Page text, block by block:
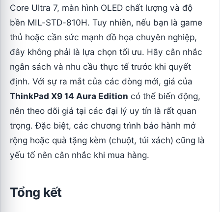
Core Ultra 7, màn hình OLED chất lượng và độ
bền MIL-STD-810H. Tuy nhiên, nếu bạn là game
thủ hoặc cần sức mạnh đồ họa chuyên nghiệp,
đây không phải là lựa chọn tối ưu. Hãy cân nhắc
ngân sách và nhu cầu thực tế trước khi quyết
định. Với sự ra mắt của các dòng mới, giá của
ThinkPad X9 14 Aura Edition có thể biến động,
nên theo dõi giá tại các đại lý uy tín là rất quan
trọng. Đặc biệt, các chương trình bảo hành mở
rộng hoặc quà tặng kèm (chuột, túi xách) cũng là
yếu tố nên cân nhắc khi mua hàng.
Tổng kết